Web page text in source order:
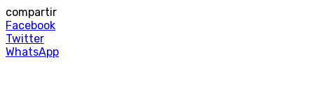
compartir
Facebook
Twitter
WhatsApp